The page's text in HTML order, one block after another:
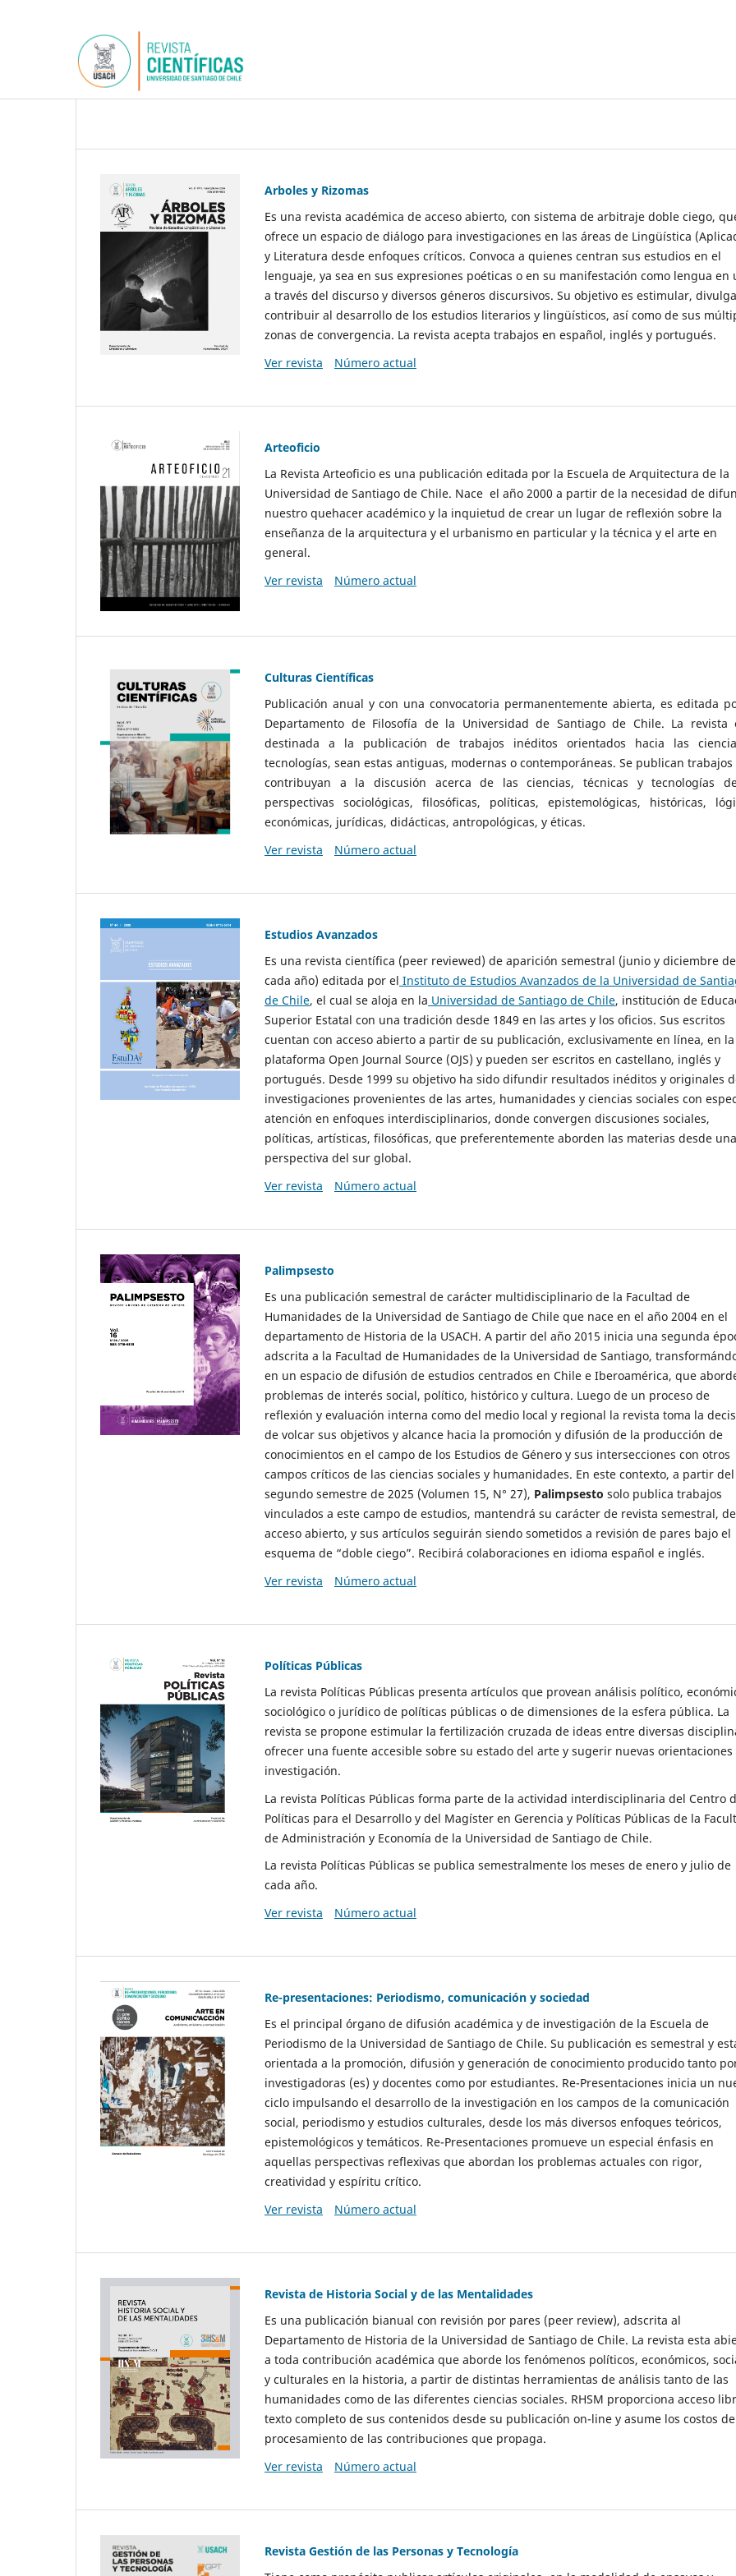
Arboles y Rizomas
Es una revista académica de acceso abierto, con sistema de arbitraje doble ciego,
ofrece un espacio de diálogo para investigaciones en las áreas de Lingüística
y Literatura desde enfoques críticos. Convoca a quienes centran sus estudios en el
lenguaje, ya sea en sus expresiones poéticas o en su manifestación como lengua en
a través del discurso y diversos géneros discursivos. Su objetivo es estimular,
contribuir al desarrollo de los estudios literarios y lingüísticos, así como de sus
zonas de convergencia. La revista acepta trabajos en español, inglés y portugués.
Ver revista
Número actual
Arteoficio
La Revista Arteoficio es una publicación editada por la Escuela de Arquitectura de la
Universidad de Santiago de Chile. Nace el año 2000 a partir de la necesidad de
nuestro quehacer académico y la inquietud de crear un lugar de reflexión sobre la
enseñanza de la arquitectura y el urbanismo en particular y la técnica y el arte en
general.
Ver revista
Número actual
Culturas Científicas
Publicación anual y con una convocatoria permanentemente abierta, es editada
Departamento de Filosofía de la Universidad de Santiago de Chile. La revista
destinada a la publicación de trabajos inéditos orientados hacia las
tecnologías, sean estas antiguas, modernas o contemporáneas. Se publican
contribuyan a la discusión acerca de las ciencias, técnicas y tecnologías
perspectivas sociológicas, filosóficas, políticas, epistemológicas, históricas,
económicas, jurídicas, didácticas, antropológicas, y éticas.
Ver revista
Número actual
Estudios Avanzados
Es una revista científica (peer reviewed) de aparición semestral (junio y diciembre de
cada año) editada por el Instituto de Estudios Avanzados de la Universidad de
de Chile, el cual se aloja en la Universidad de Santiago de Chile, institución de
Superior Estatal con una tradición desde 1849 en las artes y los oficios. Sus escritos
cuentan con acceso abierto a partir de su publicación, exclusivamente en línea, en la
plataforma Open Journal Source (OJS) y pueden ser escritos en castellano, inglés y
portugués. Desde 1999 su objetivo ha sido difundir resultados inéditos y originales
investigaciones provenientes de las artes, humanidades y ciencias sociales con
atención en enfoques interdisciplinarios, donde convergen discusiones sociales,
políticas, artísticas, filosóficas, que preferentemente aborden las materias desde una
perspectiva del sur global.
Ver revista
Número actual
Palimpsesto
Es una publicación semestral de carácter multidisciplinario de la Facultad de
Humanidades de la Universidad de Santiago de Chile que nace en el año 2004 en el
departamento de Historia de la USACH. A partir del año 2015 inicia una segunda
adscrita a la Facultad de Humanidades de la Universidad de Santiago,
en un espacio de difusión de estudios centrados en Chile e Iberoamérica, que
problemas de interés social, político, histórico y cultura. Luego de un proceso de
reflexión y evaluación interna como del medio local y regional la revista toma la
de volcar sus objetivos y alcance hacia la promoción y difusión de la producción de
conocimientos en el campo de los Estudios de Género y sus intersecciones con otros
campos críticos de las ciencias sociales y humanidades. En este contexto, a partir del
segundo semestre de 2025 (Volumen 15, N° 27), Palimpsesto solo publica trabajos
vinculados a este campo de estudios, mantendrá su carácter de revista semestral, de
acceso abierto, y sus artículos seguirán siendo sometidos a revisión de pares bajo el
esquema de “doble ciego”. Recibirá colaboraciones en idioma español e inglés.
Ver revista
Número actual
Políticas Públicas
La revista Políticas Públicas presenta artículos que provean análisis político,
sociológico o jurídico de políticas públicas o de dimensiones de la esfera pública. La
revista se propone estimular la fertilización cruzada de ideas entre diversas
ofrecer una fuente accesible sobre su estado del arte y sugerir nuevas orientaciones
investigación.
La revista Políticas Públicas forma parte de la actividad interdisciplinaria del Centro
Políticas para el Desarrollo y del Magíster en Gerencia y Políticas Públicas de la
de Administración y Economía de la Universidad de Santiago de Chile.
La revista Políticas Públicas se publica semestralmente los meses de enero y julio de
cada año.
Ver revista
Número actual
Re-presentaciones: Periodismo, comunicación y sociedad
Es el principal órgano de difusión académica y de investigación de la Escuela de
Periodismo de la Universidad de Santiago de Chile. Su publicación es semestral y
orientada a la promoción, difusión y generación de conocimiento producido tanto
investigadoras (es) y docentes como por estudiantes. Re-Presentaciones inicia un
ciclo impulsando el desarrollo de la investigación en los campos de la comunicación
social, periodismo y estudios culturales, desde los más diversos enfoques teóricos,
epistemológicos y temáticos. Re-Presentaciones promueve un especial énfasis en
aquellas perspectivas reflexivas que abordan los problemas actuales con rigor,
creatividad y espíritu crítico.
Ver revista
Número actual
Revista de Historia Social y de las Mentalidades
Es una publicación bianual con revisión por pares (peer review), adscrita al
Departamento de Historia de la Universidad de Santiago de Chile. La revista esta
a toda contribución académica que aborde los fenómenos políticos, económicos,
y culturales en la historia, a partir de distintas herramientas de análisis tanto de las
humanidades como de las diferentes ciencias sociales. RHSM proporciona acceso
texto completo de sus contenidos desde su publicación on-line y asume los costos de
procesamiento de las contribuciones que propaga.
Ver revista
Número actual
Revista Gestión de las Personas y Tecnología